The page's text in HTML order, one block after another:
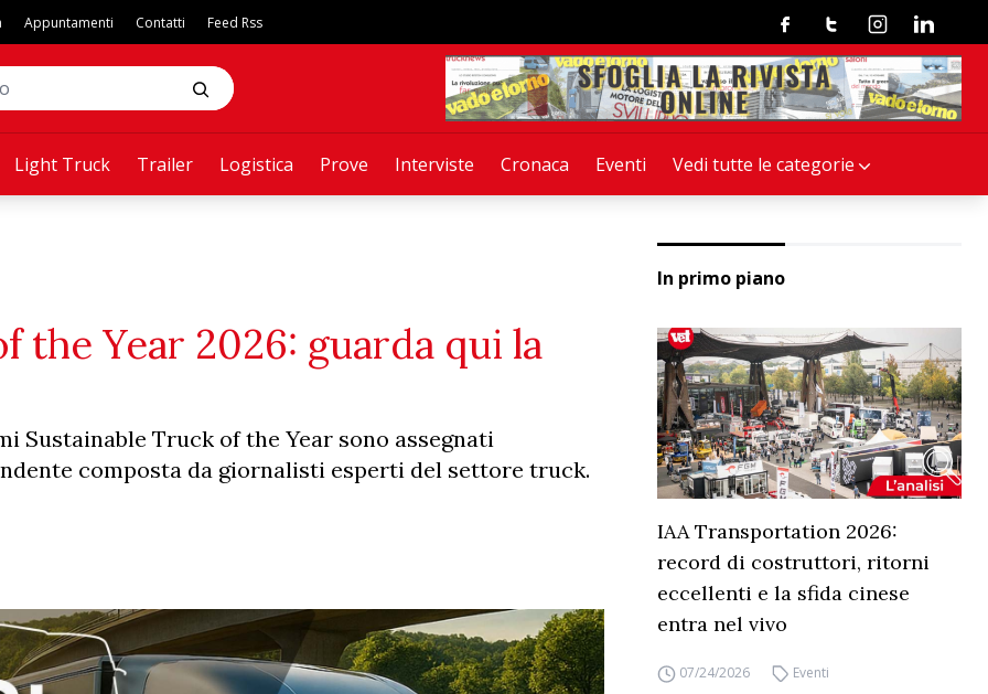
Light Truck Trailer Logistica Prove Interviste Cronaca Eventi Vedi tutte le categorie
Appuntamenti Contatti Feed Rss FacebookTwitterInstagramLinkedin
the Year 2026: guarda qui la
Sustainable Truck of the Year sono assegnati
composta da giornalisti esperti del settore truck.
In primo piano
IAA Transportation 2026:
record di costruttori, ritorni
eccellenti e la sfida cinese
entra nel vivo
07/24/2026 Eventi